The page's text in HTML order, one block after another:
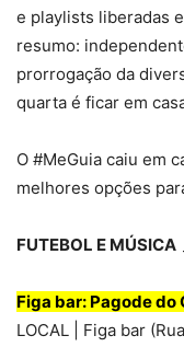
e playlists liberadas
resumo:
prorrogação da
quarta é ficar em
O #MeGuia caiu em
melhores opções
FUTEBOL E MÚSICA
Figa bar: Pagode do
LOCAL | Figa bar